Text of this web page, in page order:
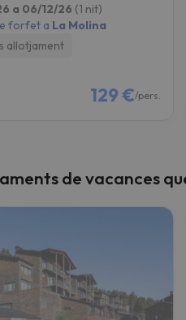
a 06/12/26 (1 nit)
forfet a La Molina
allotjament
129 €/pers.
de vacances